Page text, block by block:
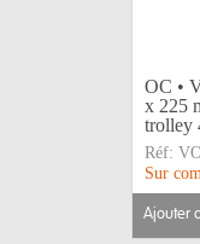
OC •
x 225
trolley
Réf:
Sur
ajouter